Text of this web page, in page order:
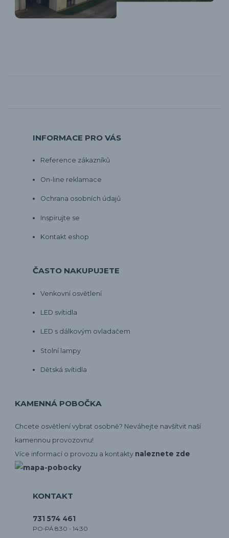
INFORMACE PRO VÁS
Reference zákazníků
On-line reklamace
Ochrana osobních údajů
Inspirujte se
Kontakt eshop
ČASTO NAKUPUJETE
Venkovní osvětlení
LED svítidla
LED s dálkovým ovladačem
Stolní lampy
Dětská svítidla
KAMENNÁ POBOČKA
Chcete osvětlení vybrat osobně? Neváhejte navšítvit naší
kamennou provozovnu!
Více informací o provozu a kontakty naleznete zde
KONTAKT
731 574 461
PO-PÁ 8:30 - 14:30